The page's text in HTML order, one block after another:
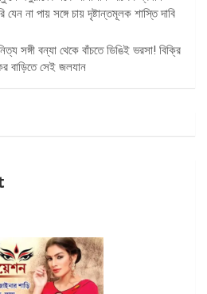
না পায় সঙ্গে চায় দৃষ্টান্তমূলক শাস্তি দাবি
সঙ্গী বন্যা থেকে বাঁচতে ডিঙিই ভরসা! বিক্রি
বাড়িতে সেই জলযান